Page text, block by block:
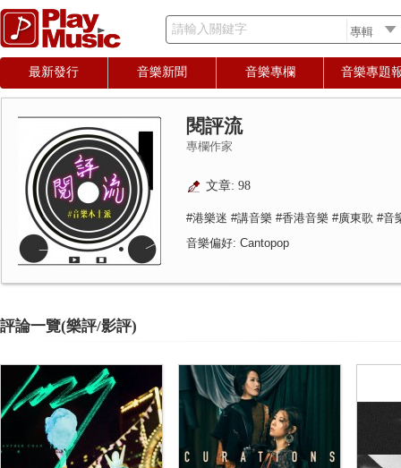
請輸入關鍵字
最新發行 音樂新聞 音樂專欄 音樂專題
閱評流
專欄作家
文章: 98
#港樂迷 #講音樂 #香港音樂 #廣東歌 #音
音樂偏好: Cantopop
評論一覽(樂評/影評)